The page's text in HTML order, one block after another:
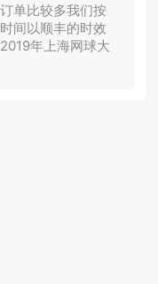
单比较多我们按
间以顺丰的时效
年上海网球大